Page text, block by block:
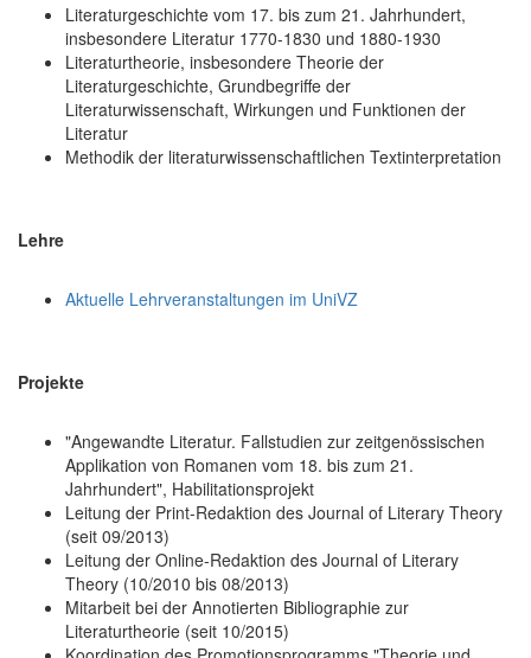
Literaturgeschichte vom 17. bis zum 21. Jahrhundert,
insbesondere Literatur 1770-1830 und 1880-1930
Literaturtheorie, insbesondere Theorie der
Literaturgeschichte, Grundbegriffe der
Literaturwissenschaft, Wirkungen und Funktionen der
Literatur
Methodik der literaturwissenschaftlichen Textinterpretation
Lehre
Aktuelle Lehrveranstaltungen im UniVZ
Projekte
"Angewandte Literatur. Fallstudien zur zeitgenössischen
Applikation von Romanen vom 18. bis zum 21.
Jahrhundert", Habilitationsprojekt
Leitung der Print-Redaktion des Journal of Literary Theory
(seit 09/2013)
Leitung der Online-Redaktion des Journal of Literary
Theory (10/2010 bis 08/2013)
Mitarbeit bei der Annotierten Bibliographie zur
Literaturtheorie (seit 10/2015)